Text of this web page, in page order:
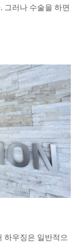
그러나 수술을 하면
하우징은 일반적으